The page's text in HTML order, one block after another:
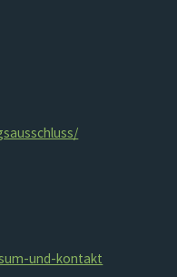
und-kontakt